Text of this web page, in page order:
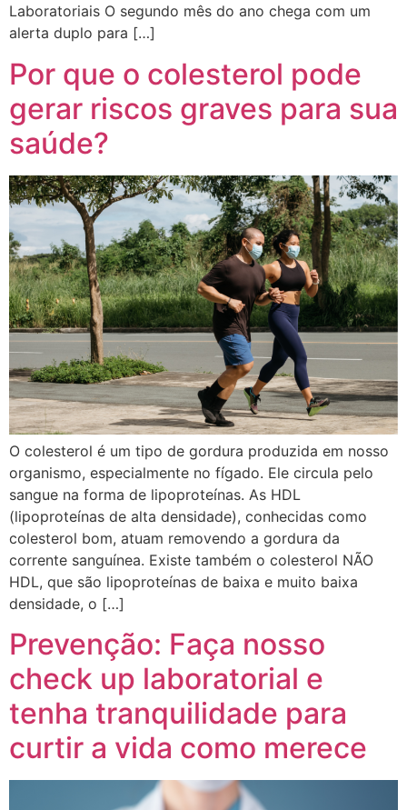
Laboratoriais O segundo mês do ano chega com um
alerta duplo para […]
Por que o colesterol pode
gerar riscos graves para sua
saúde?
O colesterol é um tipo de gordura produzida em nosso
organismo, especialmente no fígado. Ele circula pelo
sangue na forma de lipoproteínas. As HDL
(lipoproteínas de alta densidade), conhecidas como
colesterol bom, atuam removendo a gordura da
corrente sanguínea. Existe também o colesterol NÃO
HDL, que são lipoproteínas de baixa e muito baixa
densidade, o […]
Prevenção: Faça nosso
check up laboratorial e
tenha tranquilidade para
curtir a vida como merece